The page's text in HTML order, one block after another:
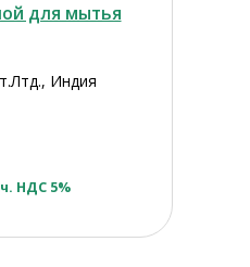
для мытья
Индия
НДС 5%